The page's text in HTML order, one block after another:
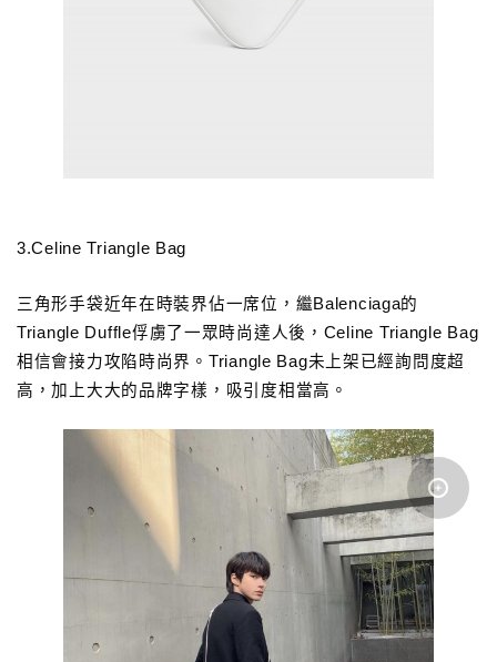
3.Celine Triangle Bag
三角形手袋近年在時裝界佔一席位，繼Balenciaga的
Triangle Duffle俘虜了一眾時尚達人後，Celine Triangle Bag
相信會接力攻陷時尚界。Triangle Bag未上架已經詢問度超
高，加上大大的品牌字樣，吸引度相當高。